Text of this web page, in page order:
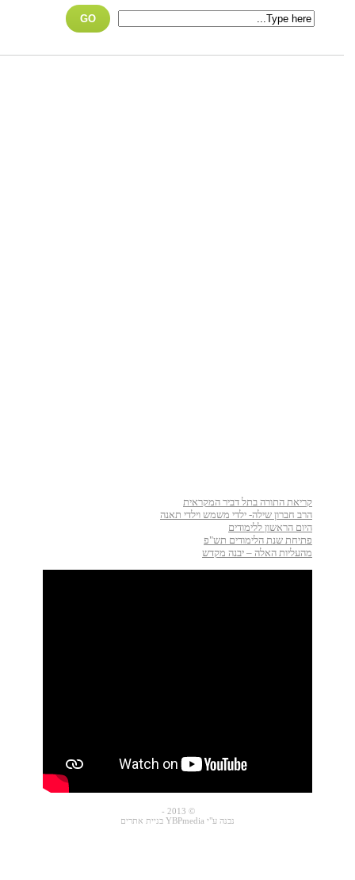
קריאת התורה בתל דביר המקראית
הרב חברון שילה- ילדי משמש וילדי תאנה
היום הראשון ללימודים
פתיחת שנת הלימודים תש"פ
מהעליות האלה – יבנה מקדש
נבנה ע"י YBPmedia
בניית אתרים